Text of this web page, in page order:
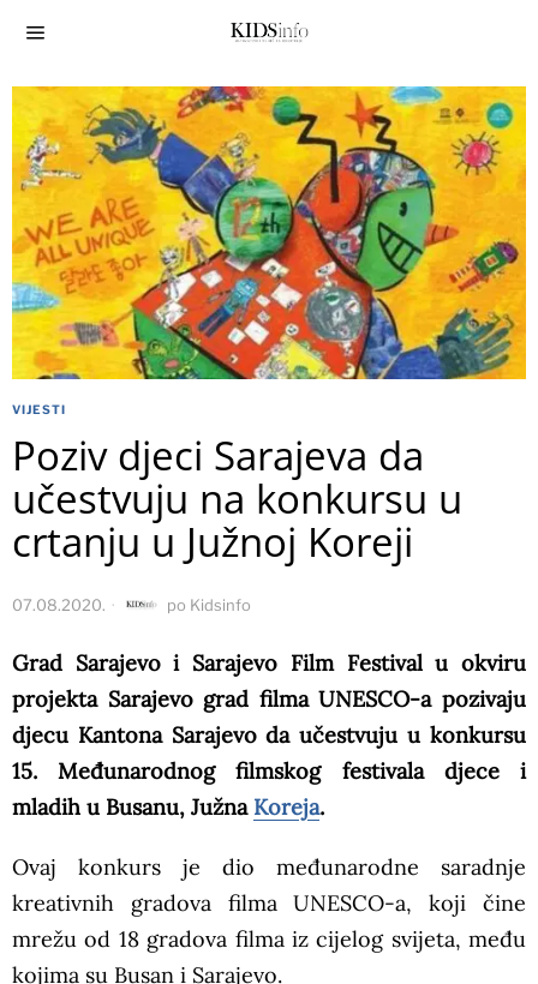
VIJESTI
Poziv djeci Sarajeva da
učestvuju na konkursu u
crtanju u Južnoj Koreji
07.08.2020. po Kidsinfo
Grad Sarajevo i Sarajevo Film Festival u okviru
projekta Sarajevo grad filma UNESCO-a pozivaju
djecu Kantona Sarajevo da učestvuju u konkursu
15. Međunarodnog filmskog festivala djece i
mladih u Busanu, Južna Koreja.
Ovaj konkurs je dio međunarodne saradnje
kreativnih gradova filma UNESCO-a, koji čine
mrežu od 18 gradova filma iz cijelog svijeta, među
kojima su Busan i Sarajevo.